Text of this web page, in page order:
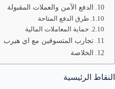
الدفع الآمن والعملات المقبولة
طرق الدفع المتاحة
حماية المعاملات المالية
تجارب المتسوقين مع اي هيرب
الخلاصة
النقاط الرئيسية